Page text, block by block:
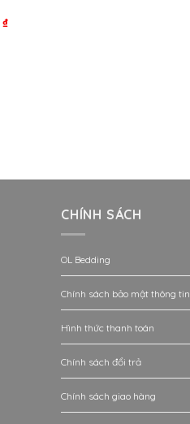
₫
CHÍNH SÁCH
OL Bedding
Chính sách bảo mật thông tin
Hình thức thanh toán
Chính sách đổi trả
Chính sách giao hàng